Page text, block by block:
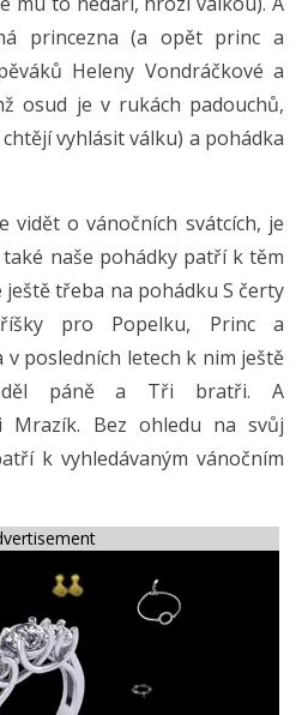
princezna (a opět princ a
Heleny Vondráčkové a
osud je v rukách padouchů,
vyhlásit válku) a pohádka
vidět o vánočních svátcích, je
naše pohádky patří k těm
ještě třeba na pohádku S čerty
pro Popelku, Princ a
posledních letech k nim ještě
páně a Tři bratři. A
Mrazík. Bez ohledu na svůj
k vyhledávaným vánočním